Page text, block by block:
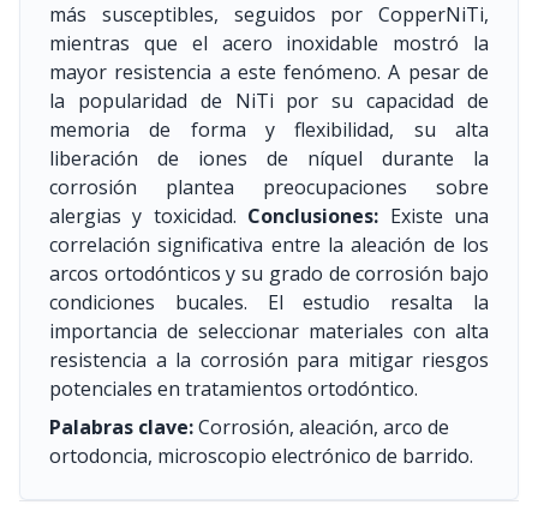
más susceptibles, seguidos por CopperNiTi,
mientras que el acero inoxidable mostró la
mayor resistencia a este fenómeno. A pesar de
la popularidad de NiTi por su capacidad de
memoria de forma y flexibilidad, su alta
liberación de iones de níquel durante la
corrosión plantea preocupaciones sobre
alergias y toxicidad. Conclusiones: Existe una
correlación significativa entre la aleación de los
arcos ortodónticos y su grado de corrosión bajo
condiciones bucales. El estudio resalta la
importancia de seleccionar materiales con alta
resistencia a la corrosión para mitigar riesgos
potenciales en tratamientos ortodóntico.
Palabras clave:Corrosión, aleación, arco de
ortodoncia, microscopio electrónico de barrido.